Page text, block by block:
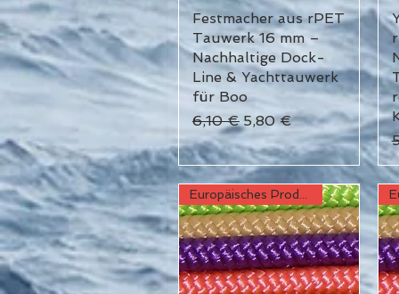
Schnellansicht
Festmacher aus rPET
Tauwerk 16 mm –
Nachhaltige Dock-
Line & Yachttauwerk
für Boo
Standardpreis
6,10 € Sale-Preis
5,80 €